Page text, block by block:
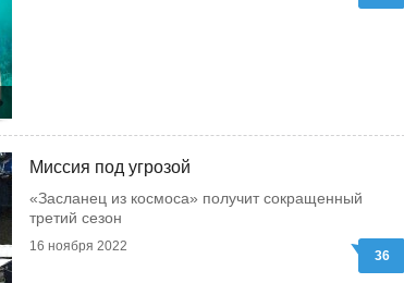
Миссия под угрозой
«Засланец из космоса» получит сокращенный
третий сезон
16 ноября 2022
36